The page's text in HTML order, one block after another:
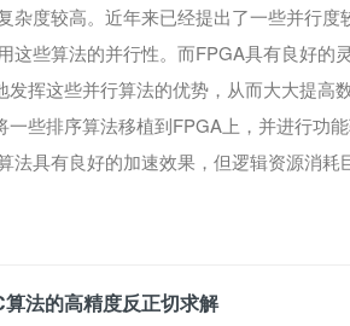
杂度较高。近年来已经提出了一些并行
这些算法的并行性。而FPGA具有良好的
发挥这些并行算法的优势，从而大大提高
一些排序算法移植到FPGA上，并进行功
法具有良好的加速效果，但逻辑资源消
法的高精度反正切求解